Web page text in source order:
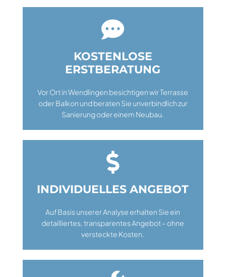

KOSTENLOSE
ERSTBERATUNG
Vor Ort in Wendlingen besichtigen wir Terrasse
oder Balkon und beraten Sie unverbindlich zur
Sanierung oder einem Neubau.

INDIVIDUELLES ANGEBOT
Auf Basis unserer Analyse erhalten Sie ein
detailliertes, transparentes Angebot – ohne
versteckte Kosten.